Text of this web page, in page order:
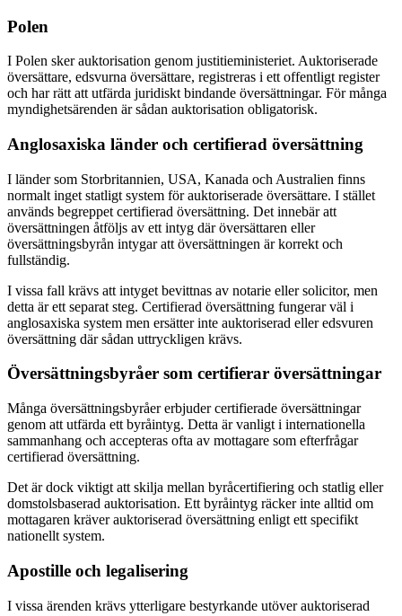
Polen
I Polen sker auktorisation genom justitieministeriet. Auktoriserade
översättare, edsvurna översättare, registreras i ett offentligt register
och har rätt att utfärda juridiskt bindande översättningar. För många
myndighetsärenden är sådan auktorisation obligatorisk.
Anglosaxiska länder och certifierad översättning
I länder som Storbritannien, USA, Kanada och Australien finns
normalt inget statligt system för auktoriserade översättare. I stället
används begreppet certifierad översättning. Det innebär att
översättningen åtföljs av ett intyg där översättaren eller
översättningsbyrån intygar att översättningen är korrekt och
fullständig.
I vissa fall krävs att intyget bevittnas av notarie eller solicitor, men
detta är ett separat steg. Certifierad översättning fungerar väl i
anglosaxiska system men ersätter inte auktoriserad eller edsvuren
översättning där sådan uttryckligen krävs.
Översättningsbyråer som certifierar översättningar
Många översättningsbyråer erbjuder certifierade översättningar
genom att utfärda ett byråintyg. Detta är vanligt i internationella
sammanhang och accepteras ofta av mottagare som efterfrågar
certifierad översättning.
Det är dock viktigt att skilja mellan byråcertifiering och statlig eller
domstolsbaserad auktorisation. Ett byråintyg räcker inte alltid om
mottagaren kräver auktoriserad översättning enligt ett specifikt
nationellt system.
Apostille och legalisering
I vissa ärenden krävs ytterligare bestyrkande utöver auktoriserad